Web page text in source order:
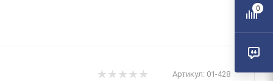
Артикул: 01-428
0